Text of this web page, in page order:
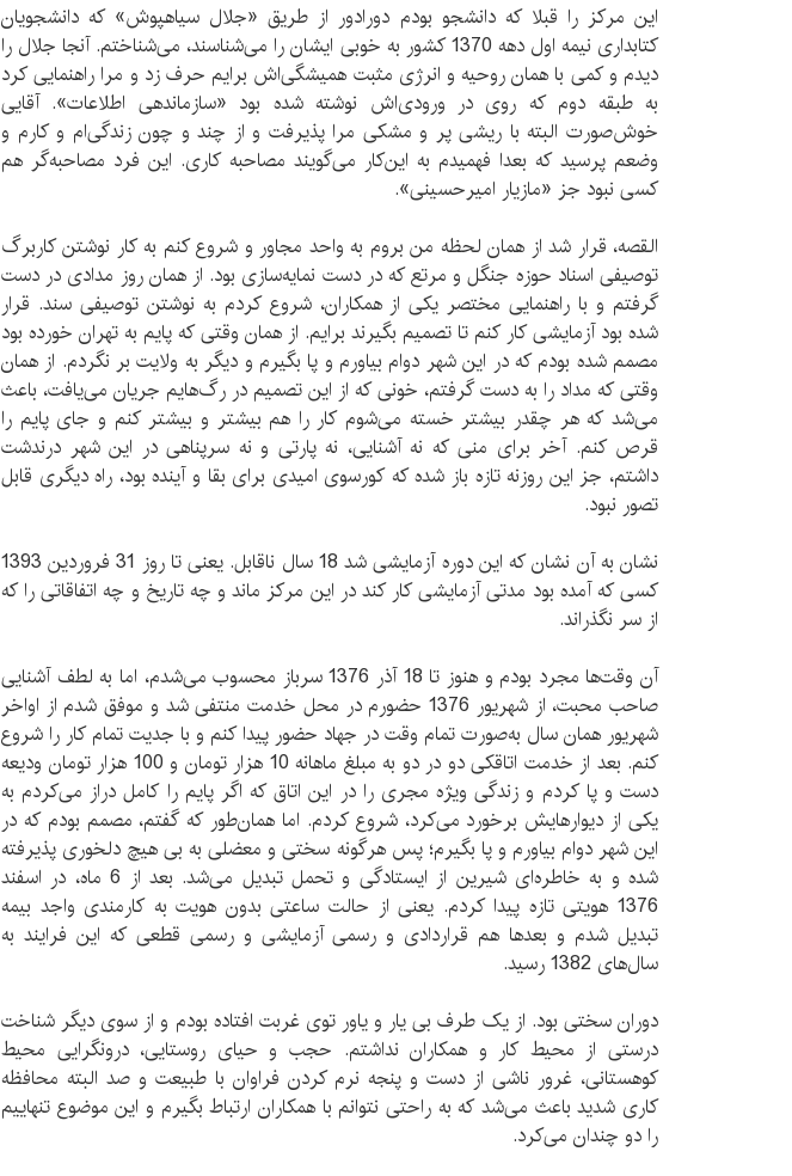
این مرکز را قبلا که دانشجو بودم دورادور از طریق «جلال سیاهپوش» که دانشجویان
کتابداری نیمه اول دهه 1370 کشور به خوبی ایشان را می‌شناسند، می‌شناختم. آنجا جلال را
دیدم و کمی با همان روحیه و انرژی مثبت همیشگی‌اش برایم حرف زد و مرا راهنمایی کرد
به طبقه دوم که روی در ورودی‌اش نوشته شده بود «سازماندهی اطلاعات». آقایی
خوش‌صورت البته با ریشی پر و مشکی مرا پذیرفت و از چند و چون زندگی‌ام و کارم و
وضعم پرسید که بعدا فهمیدم به این‌کار می‌گویند مصاحبه کاری. این فرد مصاحبه‌گر هم
کسی نبود جز «مازیار امیرحسینی».
القصه، قرار شد از همان لحظه من بروم به واحد مجاور و شروع کنم به کار نوشتن کاربرگ
توصیفی اسناد حوزه جنگل و مرتع که در دست نمایه‌سازی بود. از همان روز مدادی در دست
گرفتم و با راهنمایی مختصر یکی از همکاران، شروع کردم به نوشتن توصیفی سند. قرار
شده بود آزمایشی کار کنم تا تصمیم بگیرند برایم. از همان وقتی که پایم به تهران خورده بود
مصمم شده بودم که در این شهر دوام بیاورم و پا بگیرم و دیگر به ولایت بر نگردم. از همان
وقتی که مداد را به دست گرفتم، خونی که از این تصمیم در رگ‌هایم جریان می‌یافت، باعث
می‌شد که هر چقدر بیشتر خسته می‌شوم کار را هم بیشتر و بیشتر کنم و جای پایم را
قرص کنم. آخر برای منی که نه آشنایی، نه پارتی و نه سرپناهی در این شهر درندشت
داشتم، جز این روزنه تازه باز شده که کورسوی امیدی برای بقا و آینده بود، راه دیگری قابل
تصور نبود.
نشان به آن نشان که این دوره آزمایشی شد 18 سال ناقابل. یعنی تا روز 31 فروردین 1393
کسی که آمده بود مدتی آزمایشی کار کند در این مرکز ماند و چه تاریخ و چه اتفاقاتی را که
از سر نگذراند.
آن وقت‌ها مجرد بودم و هنوز تا 18 آذر 1376 سرباز محسوب می‌شدم، اما به لطف آشنایی
صاحب محبت، از شهریور 1376 حضورم در محل خدمت منتفی شد و موفق شدم از اواخر
شهریور همان سال به‌صورت تمام وقت در جهاد حضور پیدا کنم و با جدیت تمام کار را شروع
کنم. بعد از خدمت اتاقکی دو در دو به مبلغ ماهانه 10 هزار تومان و 100 هزار تومان ودیعه
دست و پا کردم و زندگی ویژه مجری را در این اتاق که اگر پایم را کامل دراز می‌کردم به
یکی از دیوارهایش برخورد می‌کرد، شروع کردم. اما همان‌طور که گفتم، مصمم بودم که در
این شهر دوام بیاورم و پا بگیرم؛ پس هرگونه سختی و معضلی به بی هیچ دلخوری پذیرفته
شده و به خاطره‌ای شیرین از ایستادگی و تحمل تبدیل می‌شد. بعد از 6 ماه، در اسفند
1376 هویتی تازه پیدا کردم. یعنی از حالت ساعتی بدون هویت به کارمندی واجد بیمه
تبدیل شدم و بعدها هم قراردادی و رسمی آزمایشی و رسمی قطعی که این فرایند به
سال‌های 1382 رسید.
دوران سختی بود. از یک طرف بی یار و یاور توی غربت افتاده بودم و از سوی دیگر شناخت
درستی از محیط کار و همکاران نداشتم. حجب و حیای روستایی، درونگرایی محیط
کوهستانی، غرور ناشی از دست و پنجه نرم کردن فراوان با طبیعت و صد البته محافظه
کاری شدید باعث می‌شد که به راحتی نتوانم با همکاران ارتباط بگیرم و این موضوع تنهاییم
را دو چندان می‌کرد.